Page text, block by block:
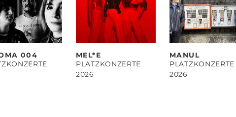
004
MEL*E
PLATZKONZERTE
2026
MANUL
PLATZKONZERTE
2026